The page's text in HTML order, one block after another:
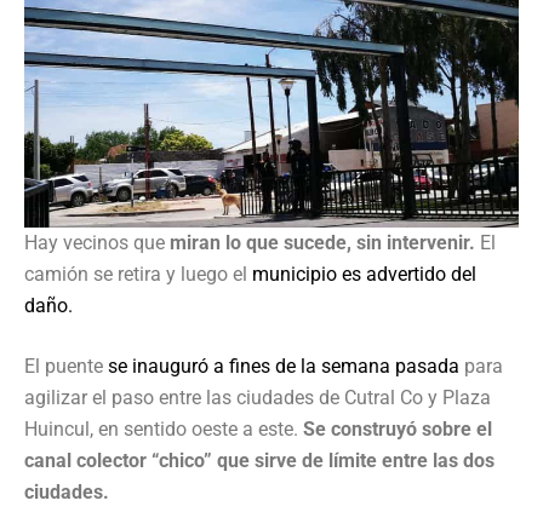
Hay vecinos que miran lo que sucede, sin intervenir. El
camión se retira y luego el municipio es advertido del
daño.
El puente se inauguró a fines de la semana pasada para
agilizar el paso entre las ciudades de Cutral Co y Plaza
Huincul, en sentido oeste a este. Se construyó sobre el
canal colector “chico” que sirve de límite entre las dos
ciudades.